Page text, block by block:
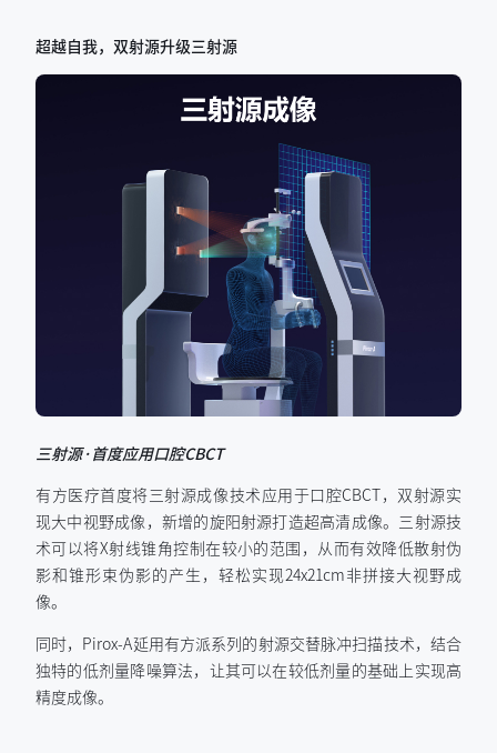
超越自我，双射源升级三射源
三射源·首度应用口腔CBCT
有方医疗首度将三射源成像技术应用于口腔CBCT，双射源实
现大中视野成像，新增的旋阳射源打造超高清成像。三射源技
术可以将X射线锥角控制在较小的范围，从而有效降低散射伪
影和锥形束伪影的产生，轻松实现24x21cm非拼接大视野成
像。
同时，Pirox-A延用有方派系列的射源交替脉冲扫描技术，结合
独特的低剂量降噪算法，让其可以在较低剂量的基础上实现高
精度成像。